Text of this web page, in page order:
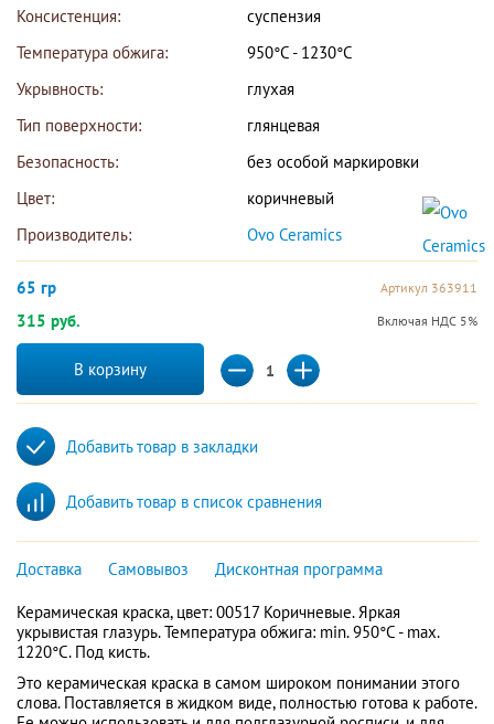
Консистенция:
суспензия
Температура обжига:
950°С - 1230°С
Укрывность:
глухая
Тип поверхности:
глянцевая
Безопасность:
без особой маркировки
Цвет:
коричневый
Производитель:
Ovo Ceramics
65 гр Артикул 363911
315 руб. Включая НДС 5%
В корзину
Добавить товар в закладки
Добавить товар в список сравнения
Доставка Самовывоз Дисконтная программа
Керамическая краска, цвет: 00517 Коричневые. Яркая
укрывистая глазурь. Температура обжига: min. 950°C - max.
1220°C. Под кисть.
Это керамическая краска в самом широком понимании этого
слова. Поставляется в жидком виде, полностью готова к работе.